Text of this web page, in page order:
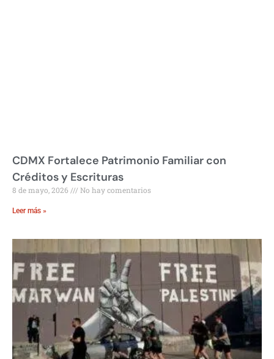
CDMX Fortalece Patrimonio Familiar con
Créditos y Escrituras
8 de mayo, 2026 No hay comentarios
Leer más »